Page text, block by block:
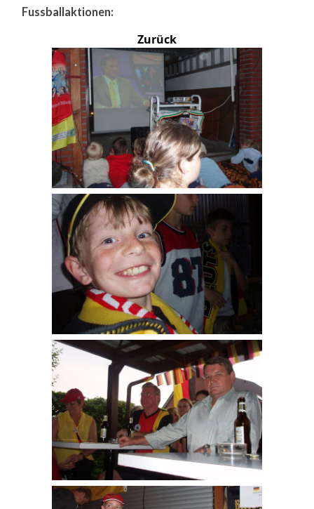
Fussballaktionen:
Zurück